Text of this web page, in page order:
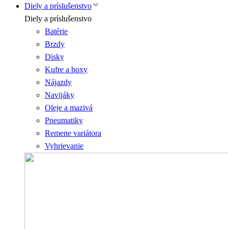
Diely a príslušenstvo
Diely a príslušenstvo
Batérie
Brzdy
Disky
Kufre a boxy
Nájazdy
Navijáky
Oleje a mazivá
Pneumatiky
Remene variátora
Vyhrievanie